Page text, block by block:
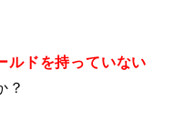
ルドを持っていない
？